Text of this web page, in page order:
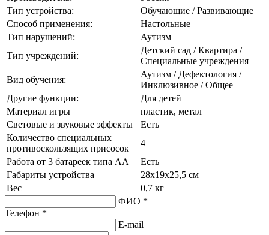
Тип устройства:
Обучающие / Развивающие
Способ применения:
Настольные
Тип нарушений:
Аутизм
Тип учреждений:
Детский сад / Квартира /
Специальные учреждения
Вид обучения:
Аутизм / Дефектология /
Инклюзивное / Общее
Другие функции:
Для детей
Материал игры
пластик, метал
Световые и звуковые эффекты
Есть
Количество специальных
противоскользящих присосок
4
Работа от 3 батареек типа АА
Есть
Габариты устройства
28х19х25,5 см
Вес
0,7 кг
ФИО *
Телефон *
E-mail